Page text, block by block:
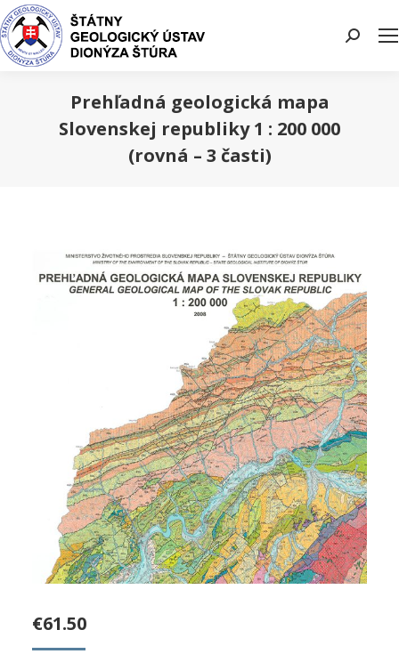
Search:
Prehľadná geologická mapa
Slovenskej republiky 1 : 200 000
(rovná – 3 časti)
€61.50